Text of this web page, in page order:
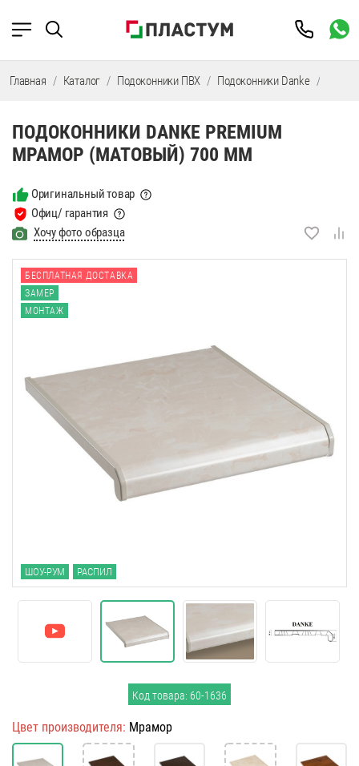
Главная Каталог Подоконники ПВХ Подоконники Danke
ПОДОКОННИКИ DANKE PREMIUM
МРАМОР (МАТОВЫЙ) 700 ММ
Оригинальный товар
Офиц/ гарантия
Хочу фото образца
БЕСПЛАТНАЯ ДОСТАВКА
ЗАМЕР
МОНТАЖ
ШОУ-РУМ РАСПИЛ
Код товара: 60-1636
Цвет производителя: Мрамор